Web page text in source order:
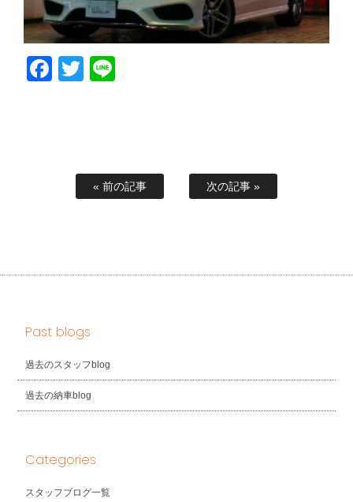
Facebook
Twitter
« 前の記事 次の記事 »
Past blogs
過去のスタッフblog
過去の納車blog
Categories
スタッフブログ一覧